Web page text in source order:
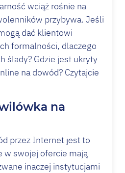
wciąż rośnie na
przybywa. Jeśli
dać klientowi
formalności, dlaczego
ślady? Gdzie jest ukryty
na dowód? Czytajcie
na
przez Internet jest to
w swojej ofercie mają
inaczej instytucjami